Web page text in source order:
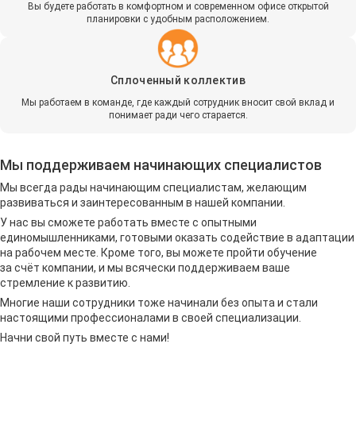
Вы будете работать в комфортном и современном офисе открытой
планировки с удобным расположением.
Сплоченный коллектив
Мы работаем в команде, где каждый сотрудник вносит свой вклад и
понимает ради чего старается.
Мы поддерживаем начинающих специалистов
Мы всегда рады начинающим специалистам, желающим
развиваться и заинтересованным в нашей компании.
У нас вы сможете работать вместе с опытными
единомышленниками, готовыми оказать содействие в адаптации
на рабочем месте. Кроме того, вы можете пройти обучение
за счёт компании, и мы всячески поддерживаем ваше
стремление к развитию.
Многие наши сотрудники тоже начинали без опыта и стали
настоящими профессионалами в своей специализации.
Начни свой путь вместе с нами!